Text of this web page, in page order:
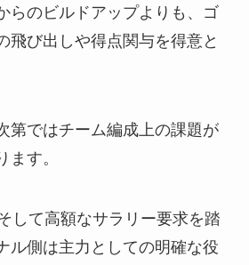
らのビルドアップよりも、ゴ
飛び出しや得点関与を得意と
第ではチーム編成上の課題が
ます。
して高額なサラリー要求を踏
ル側は主力としての明確な役